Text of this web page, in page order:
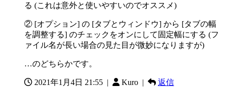
る (これは意外と使いやすいのでオススメ)
② [オプション] の [タブとウィンドウ] から [タブの幅
を調整する] のチェックをオンにして固定幅にする (フ
ァイル名が長い場合の見た目が微妙になりますが)
…のどちらかです。
2021年1月4日 21:55 | Kuro |
返信